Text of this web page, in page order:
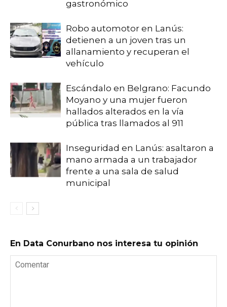
gastronómico
Robo automotor en Lanús:
detienen a un joven tras un
allanamiento y recuperan el
vehículo
Escándalo en Belgrano: Facundo
Moyano y una mujer fueron
hallados alterados en la vía
pública tras llamados al 911
Inseguridad en Lanús: asaltaron a
mano armada a un trabajador
frente a una sala de salud
municipal
En Data Conurbano nos interesa tu opinión